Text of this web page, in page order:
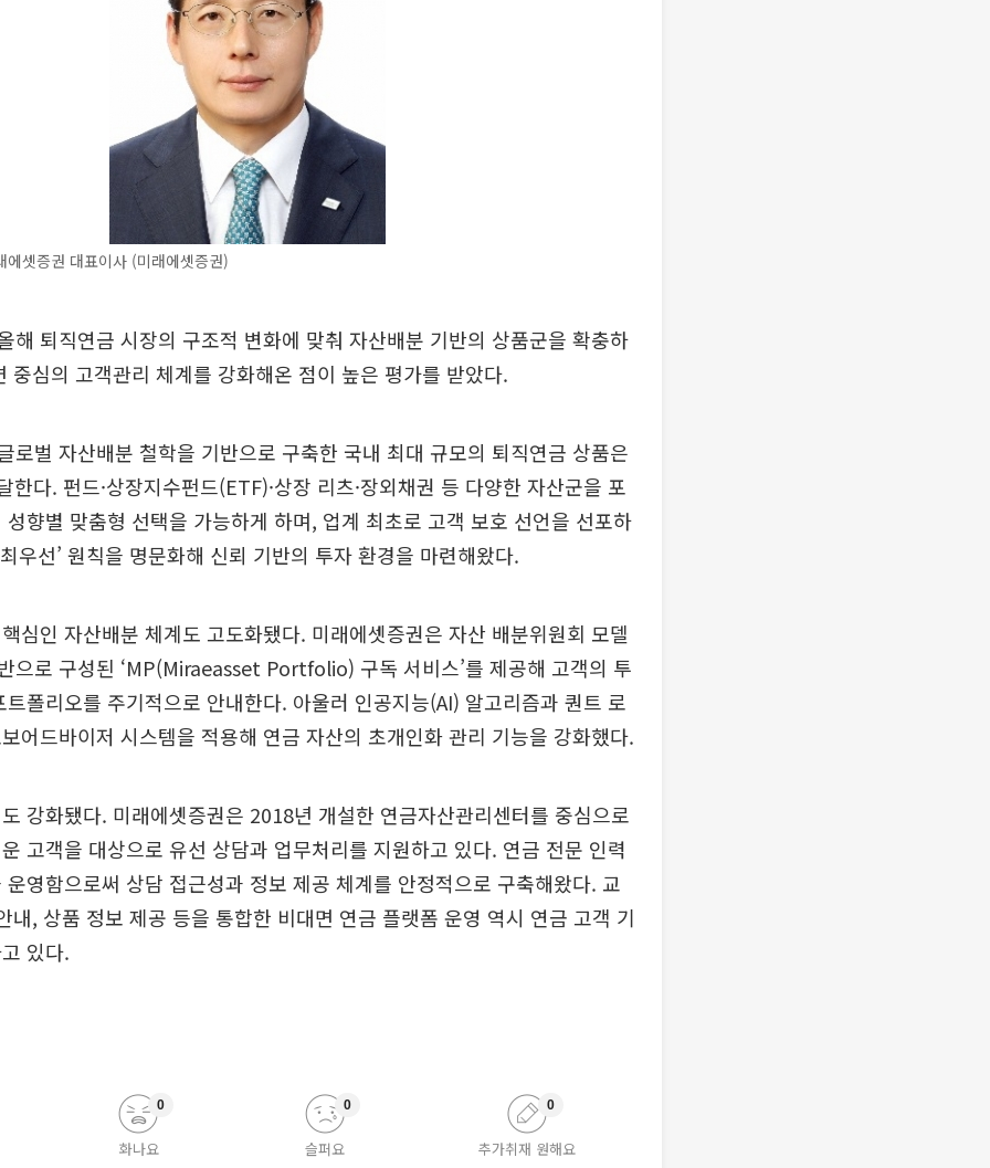
셋증권 대표이사 (미래에셋증권)
해 퇴직연금 시장의 구조적 변화에 맞춰 자산배분 기반의 상품군을 확충하
중심의 고객관리 체계를 강화해온 점이 높은 평가를 받았다.
로벌 자산배분 철학을 기반으로 구축한 국내 최대 규모의 퇴직연금 상품은
한다. 펀드·상장지수펀드(ETF)·상장 리츠·장외채권 등 다양한 자산군을 포
향별 맞춤형 선택을 가능하게 하며, 업계 최초로 고객 보호 선언을 선포하
우선’ 원칙을 명문화해 신뢰 기반의 투자 환경을 마련해왔다.
심인 자산배분 체계도 고도화됐다. 미래에셋증권은 자산 배분위원회 모델
으로 구성된 ‘MP(Miraeasset Portfolio) 구독 서비스’를 제공해 고객의 투
폴리오를 주기적으로 안내한다. 아울러 인공지능(AI) 알고리즘과 퀀트 로
어드바이저 시스템을 적용해 연금 자산의 초개인화 관리 기능을 강화했다.
강화됐다. 미래에셋증권은 2018년 개설한 연금자산관리센터를 중심으로
고객을 대상으로 유선 상담과 업무처리를 지원하고 있다. 연금 전문 인력
영함으로써 상담 접근성과 정보 제공 체계를 안정적으로 구축해왔다. 교
내, 상품 정보 제공 등을 통합한 비대면 연금 플랫폼 운영 역시 연금 고객 기
있다.
화나요
0
슬퍼요
0
추가취재 원해요
0